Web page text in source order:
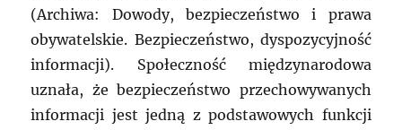
(Archiwa: Dowody, bezpieczeństwo i prawa
obywatelskie. Bezpieczeństwo, dyspozycyjność
informacji). Społeczność międzynarodowa
uznała, że bezpieczeństwo przechowywanych
informacji jest jedną z podstawowych funkcji